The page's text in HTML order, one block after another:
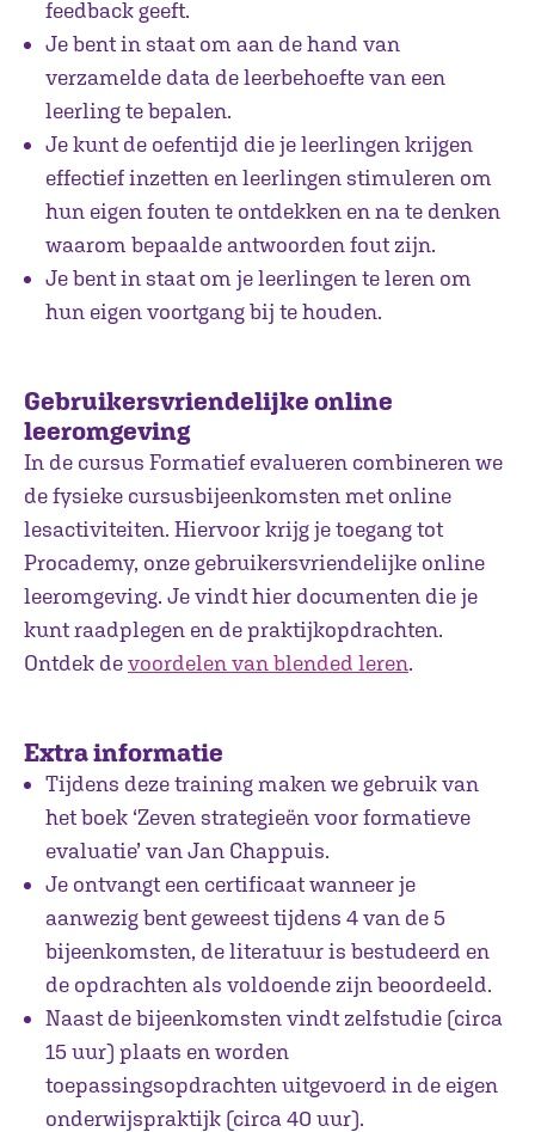
feedback geeft.
Je bent in staat om aan de hand van
verzamelde data de leerbehoefte van een
leerling te bepalen.
Je kunt de oefentijd die je leerlingen krijgen
effectief inzetten en leerlingen stimuleren om
hun eigen fouten te ontdekken en na te denken
waarom bepaalde antwoorden fout zijn.
Je bent in staat om je leerlingen te leren om
hun eigen voortgang bij te houden.
Gebruikersvriendelijke online
leeromgeving
In de cursus Formatief evalueren combineren we
de fysieke cursusbijeenkomsten met online
lesactiviteiten. Hiervoor krijg je toegang tot
Procademy, onze gebruikersvriendelijke online
leeromgeving. Je vindt hier documenten die je
kunt raadplegen en de praktijkopdrachten.
Ontdek devoordelen van blended leren.
Extra informatie
Tijdens deze training maken we gebruik van
het boek ‘Zeven strategieën voor formatieve
evaluatie’ van Jan Chappuis.
Je ontvangt een certificaat wanneer je
aanwezig bent geweest tijdens 4 van de 5
bijeenkomsten, de literatuur is bestudeerd en
de opdrachten als voldoende zijn beoordeeld.
Naast de bijeenkomsten vindt zelfstudie (circa
15 uur) plaats en worden
toepassingsopdrachten uitgevoerd in de eigen
onderwijspraktijk (circa 40 uur).